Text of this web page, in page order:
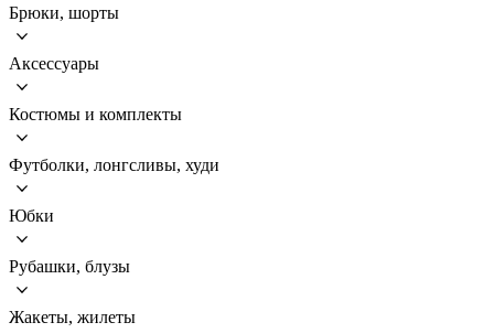
Брюки, шорты
Аксессуары
Костюмы и комплекты
Футболки, лонгсливы, худи
Юбки
Рубашки, блузы
Жакеты, жилеты